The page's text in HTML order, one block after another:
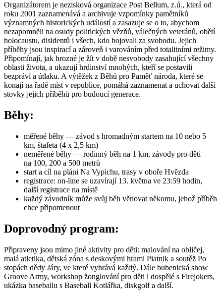
Organizátorem je nezisková organizace Post Bellum, z.ú., která od
roku 2001 zaznamenává a archivuje vzpomínky pamětníků
významných historických událostí a zasazuje se o to, abychom
nezapomněli na osudy politických vězňů, válečných veteránů, obětí
holocaustu, disidentů i všech, kdo bojovali za svobodu. Jejich
příběhy jsou inspirací a zároveň i varováním před totalitními režimy.
Připomínají, jak hrozné je žít v době nesvobody zasahující všechny
oblasti života, a ukazují hrdinství mnohých, kteří se postavili
bezpráví a útlaku. A výtěžek z Běhů pro Paměť národa, které se
konají na řadě míst v republice, pomáhá zaznamenat a uchovat další
stovky jejich příběhů pro budoucí generace.
Běhy:
měřené běhy — závod s hromadným startem na 10 nebo 5
km, štafeta (4 x 2,5 km)
neměřené běhy — rodinný běh na 1 km, závody pro děti
na 100, 200 a 500 metrů
start a cíl na pláni Na Vypichu, trasy v oboře Hvězda
registrace: on-line se uzavírají 13. května ve 23:59 hodin,
další registrace na místě
každý závodník může svůj běh věnovat někomu, jehož příběh
chce připomenout
Doprovodný program:
Připraveny jsou mimo jiné aktivity pro děti: malování na obličej,
malá atletika, dětská zóna s deskovými hrami Piatnik a soutěž Po
stopách dědy Járy, ve které vyhrává každý. Dále bubenická show
Groove Army, workshop žonglování pro děti i dospělé s Firejokers,
ukázka baseballu s Baseball Kotlářka, diskgolf a další.